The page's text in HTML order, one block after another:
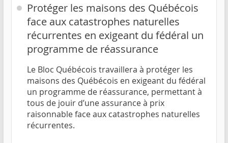
Protéger les maisons des Québécois
face aux catastrophes naturelles
récurrentes en exigeant du fédéral un
programme de réassurance
Le Bloc Québécois travaillera à protéger les
maisons des Québécois en exigeant du fédéral
un programme de réassurance, permettant à
tous de jouir d’une assurance à prix
raisonnable face aux catastrophes naturelles
récurrentes.